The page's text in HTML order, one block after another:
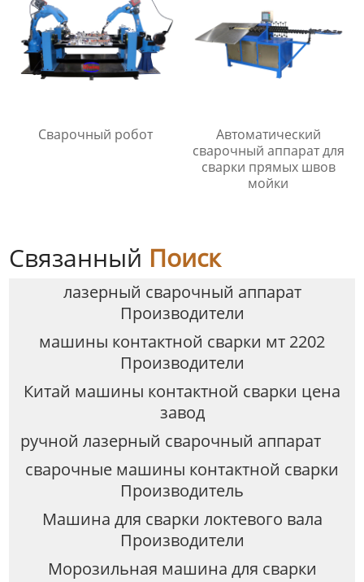
Сварочный робот
Автоматический
сварочный аппарат для
сварки прямых швов
мойки
Связанный Поиск
лазерный сварочный аппарат
Производители
машины контактной сварки мт 2202
Производители
Китай машины контактной сварки цена
завод
ручной лазерный сварочный аппарат
сварочные машины контактной сварки
Производитель
Машина для сварки локтевого вала
Производители
Морозильная машина для сварки